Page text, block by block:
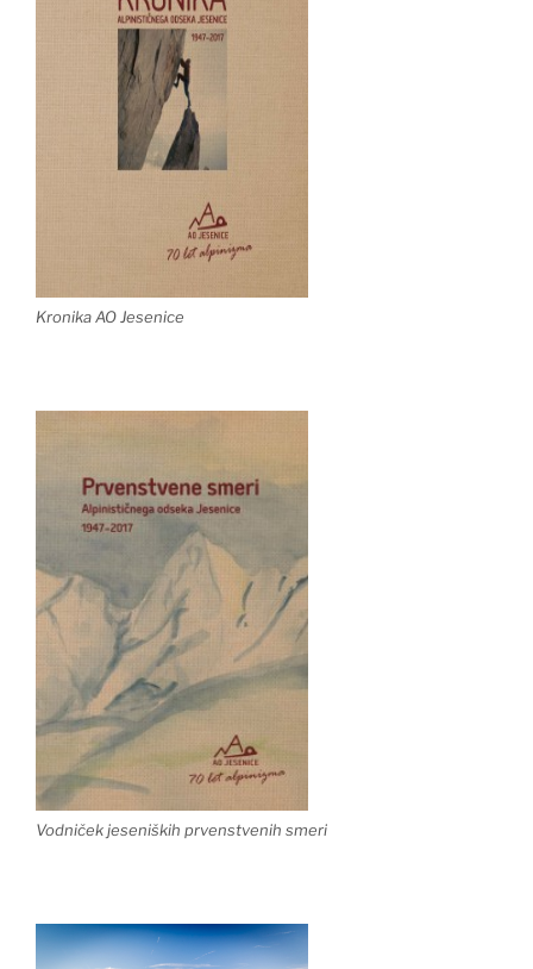
Kronika AO Jesenice
Vodniček jeseniških prvenstvenih smeri